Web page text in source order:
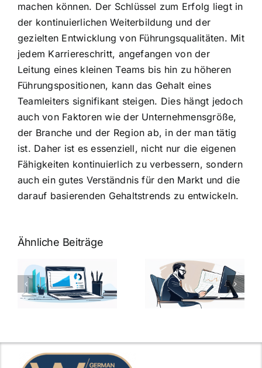
machen können. Der Schlüssel zum Erfolg liegt in
der kontinuierlichen Weiterbildung und der
gezielten Entwicklung von Führungsqualitäten. Mit
jedem Karriereschritt, angefangen von der
Leitung eines kleinen Teams bis hin zu höheren
Führungspositionen, kann das Gehalt eines
Teamleiters signifikant steigen. Dies hängt jedoch
auch von Faktoren wie der Unternehmensgröße,
der Branche und der Region ab, in der man tätig
ist. Daher ist es essenziell, nicht nur die eigenen
Fähigkeiten kontinuierlich zu verbessern, sondern
auch ein gutes Verständnis für den Markt und die
darauf basierenden Gehaltstrends zu entwickeln.
Ähnliche Beiträge
Fragen zum
Geschicktes
Ansprechen
der
Vorstellungsgespräch
Fragen: 77
Fragen und
kluge